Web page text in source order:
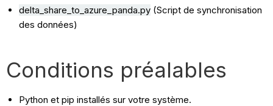
des
données
MS
Server
delta_share_to_azure_panda.py (Script de synchronisation
des données)
Conditions préalables
Python et pip installés sur votre système.